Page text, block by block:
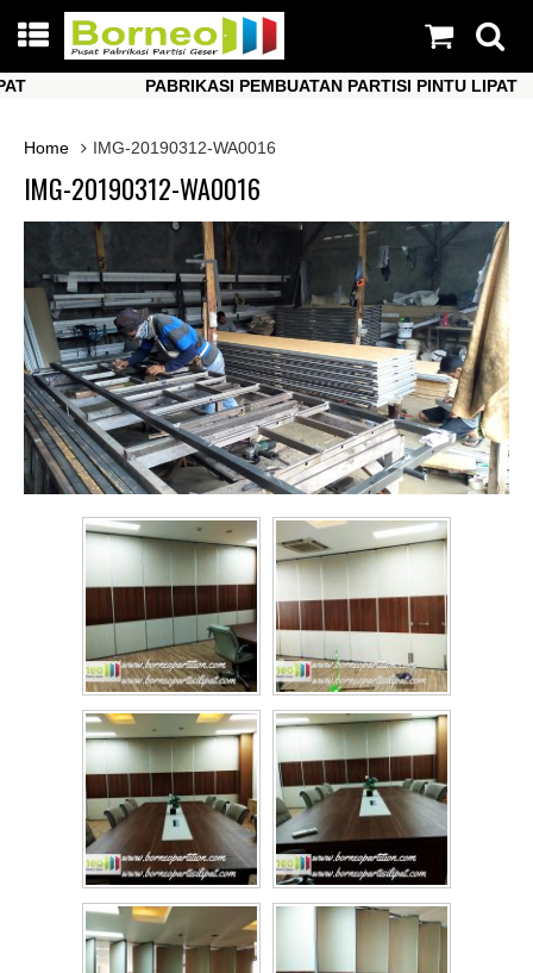
PABRIKASI PEMBUATAN PARTISI PINTU LIPAT
Home
IMG-20190312-WA0016
IMG-20190312-WA0016